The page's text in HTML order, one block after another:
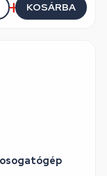
KOSÁRBA